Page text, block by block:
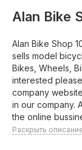
Alan Bike
Alan Bike Shop
sells model
Bikes, Wheels,
interested
company
in our company.
the online
Раскрыть